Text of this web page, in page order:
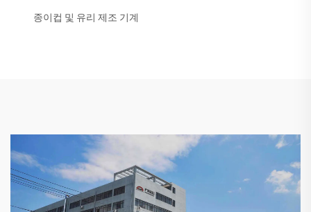
종이컵 및 유리 제조 기계